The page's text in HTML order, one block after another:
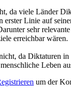
da viele Länder
erster Linie auf
sehr
erreichbar wären.
da Diktaturen
Leben
um der